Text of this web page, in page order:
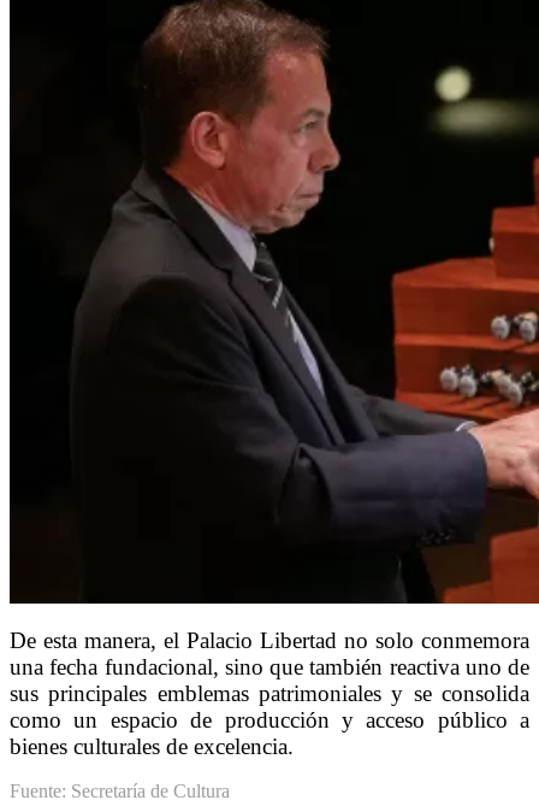
De esta manera, el Palacio Libertad no solo conmemora
una fecha fundacional, sino que también reactiva uno de
sus principales emblemas patrimoniales y se consolida
como un espacio de producción y acceso público a
bienes culturales de excelencia.
Fuente: Secretaría de Cultura